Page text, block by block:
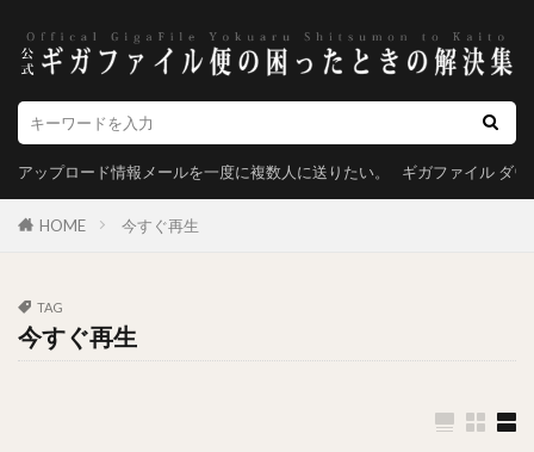
アップロード情報メールを一度に複数人に送りたい。 ギガファイル ダ
HOME 今すぐ再生
TAG
今すぐ再生